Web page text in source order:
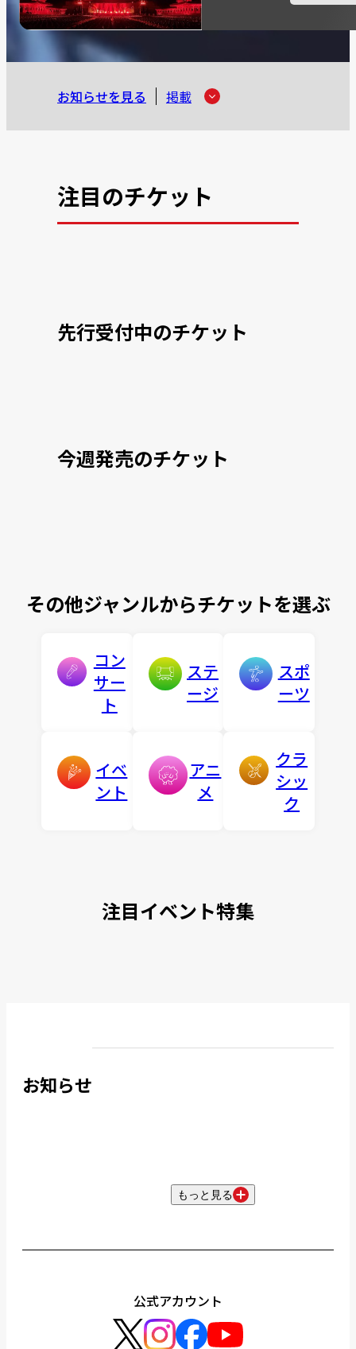
お知らせを見る 掲載
注目のチケット
先行受付中のチケット
今週発売のチケット
その他ジャンルからチケットを選ぶ
コン
サー
ト
ステ
ージ
スポ
ーツ
イベ
ント
アニ
メ
クラ
シッ
ク
注目イベント特集
お知らせ
もっと見る
公式アカウント